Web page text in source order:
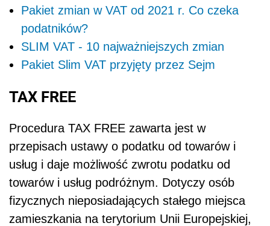
Pakiet zmian w VAT od 2021 r. Co czeka
podatników?
SLIM VAT - 10 najważniejszych zmian
Pakiet Slim VAT przyjęty przez Sejm
TAX FREE
Procedura TAX FREE zawarta jest w
przepisach ustawy o podatku od towarów i
usług i daje możliwość zwrotu podatku od
towarów i usług podróżnym. Dotyczy osób
fizycznych nieposiadających stałego miejsca
zamieszkania na terytorium Unii Europejskiej,